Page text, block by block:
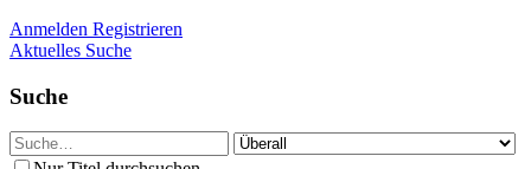
Anmelden Registrieren
Aktuelles Suche
Suche